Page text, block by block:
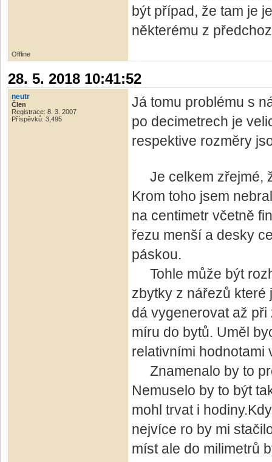
být případ, že tam je
některému z
Offline
28. 5. 2018 10:41:52
neutr
Člen
Registrace: 8. 3. 2007
Příspěvků: 3,495
Já tomu problému s
po decimetrech je
respektive rozměry
Je celkem zřejmé,
Krom toho jsem
na centimetr včetně
řezu menší a desky
páskou.
Tohle může být
zbytky z nářezů které
dá vygenerovat až
míru do bytů. Uměl
relativními hodnotami
Znamenalo by to
Nemuselo by to být
mohl trvat i
nejvíce ro by mi
míst ale do milimetrů